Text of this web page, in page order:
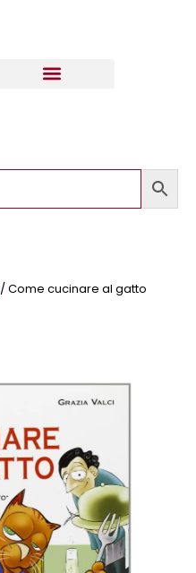
/ Come cucinare al gatto